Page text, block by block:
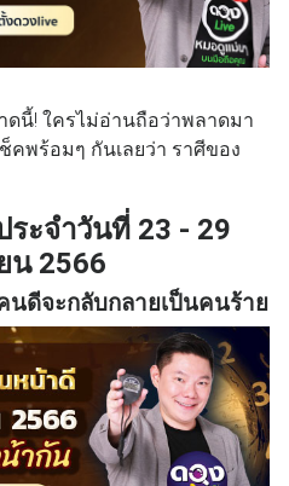
ดนี้! ใครไม่อ่านถือว่าพลาดมา
ช็คพร้อมๆ กันเลยว่า ราศีของ
ะจำวันที่ 23 - 29
น 2566
นดีจะกลับกลายเป็นคนร้าย